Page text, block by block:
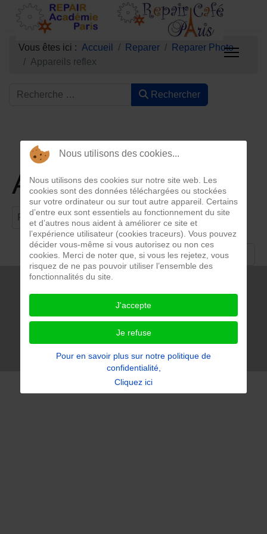
Vous êtes ici : Accueil Reparer
Reparer Photo
Appareils reflex
Rechercher
Appareils reflex
Filtrer par titre Filtre Effacer
Afficher #
2niCreation ***
Notre politique de confidentialité
Accessibilité du site : partiellement conforme
Nous utilisons des cookies...
Nous utilisons des cookies sur notre site web. Les
cookies sont des données téléchargées ou stockées
sur votre ordinateur ou sur tout autre appareil. Certains
d’entre eux sont essentiels au fonctionnement du site
et d’autres nous aident à améliorer ce site et
l’expérience utilisateur (cookies traceurs). Vous pouvez
décider vous-même si vous autorisez ou non ces
cookies. Merci de noter que, si vous les rejetez, vous
risquez de ne pas pouvoir utiliser l’ensemble des
fonctionnalités du site.
J'accepte
Je refuse
Pour en savoir plus sur notre politique de
confidentialité,
Cliquez ici